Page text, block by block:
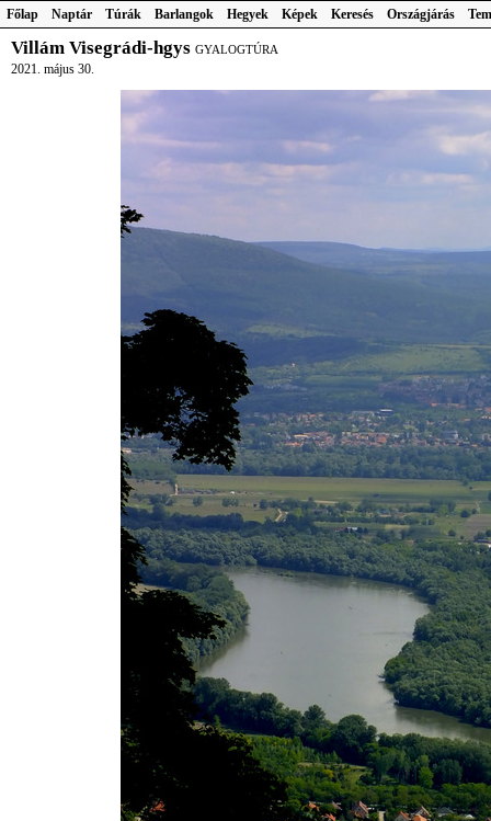
Főlap Naptár Túrák Barlangok Hegyek Képek Keresés Országjárás
Villám Visegrádi-hgys GYALOGTÚRA
2021. május 30.